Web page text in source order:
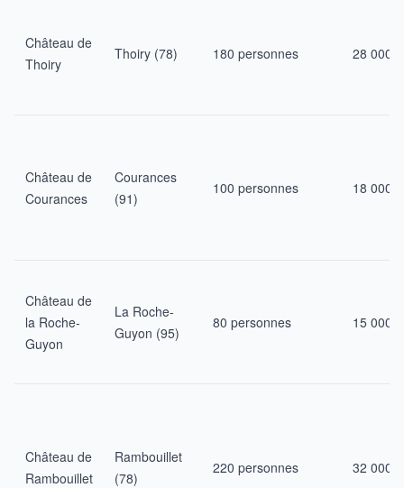
Château de
Thoiry
Thoiry (78) 180 personnes 28 000
Château de
Courances
Courances
(91)
100 personnes 18 000
Château de
la Roche-
Guyon
La Roche-
Guyon (95)
80 personnes 15 000
Château de
Rambouillet
Rambouillet
(78)
220 personnes 32 000